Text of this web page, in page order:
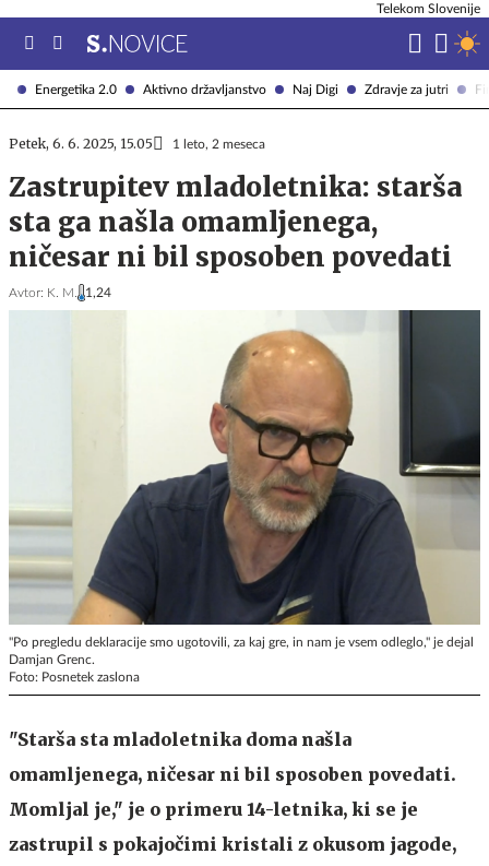
Energetika 2.0 Aktivno državljanstvo Naj Digi Zdravje za jutri
Telekom Slovenije
Petek, 6. 6. 2025, 15.05 1 leto, 2 meseca
Zastrupitev mladoletnika: starša
sta ga našla omamljenega,
ničesar ni bil sposoben povedati
Avtor: K. M. 1,24
"Po pregledu deklaracije smo ugotovili, za kaj gre, in nam je vsem odleglo," je dejal
Damjan Grenc.
Foto: Posnetek zaslona
"Starša sta mladoletnika doma našla
omamljenega, ničesar ni bil sposoben povedati.
Momljal je," je o primeru 14-letnika, ki se je
zastrupil s pokajočimi kristali z okusom jagode,